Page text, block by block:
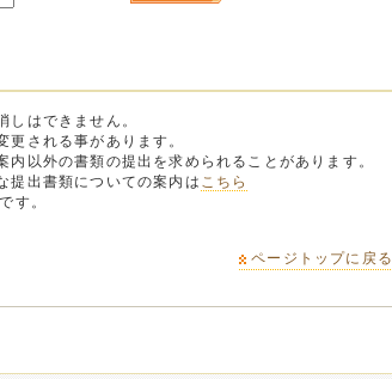
しはできません。
更される事があります。
以外の書類の提出を求められることがあります。
提出書類についての案内は こちら
す。
ページトップに戻る